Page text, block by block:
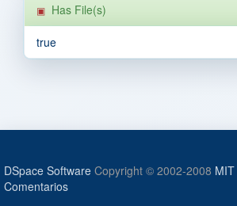
Has File(s)
true
DSpace Software Copyright © 2002-2008 MIT
Comentarios